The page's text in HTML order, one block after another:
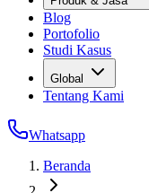
Blog
Portofolio
Studi Kasus
Global
Tentang Kami
Whatsapp
Beranda